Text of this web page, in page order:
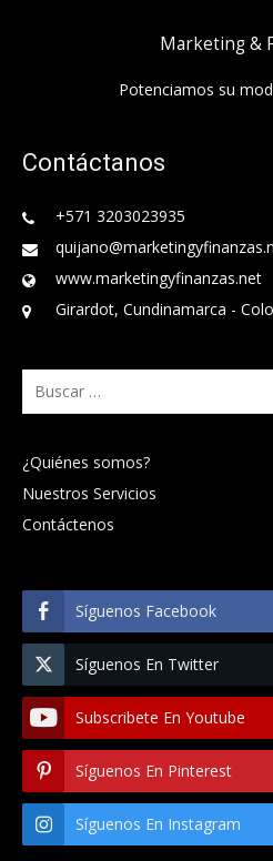
Marketing &
Potenciamos su
Contáctanos
+571 3203023935
www.marketingyfinanzas.net
Girardot, Cundinamarca -
Buscar:
¿Quiénes somos?
Nuestros Servicios
Contáctenos
Síguenos Facebook
Síguenos En Twitter
Subscribete En Youtube
Síguenos En Pinterest
Síguenos En Instagram